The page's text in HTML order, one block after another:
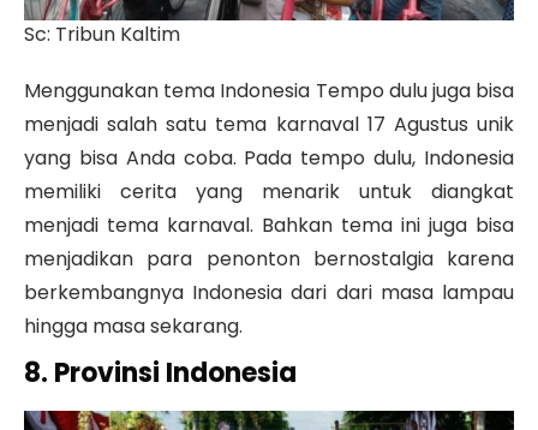
Sc: Tribun Kaltim
Menggunakan tema Indonesia Tempo dulu juga bisa
menjadi salah satu tema karnaval 17 Agustus unik
yang bisa Anda coba. Pada tempo dulu, Indonesia
memiliki cerita yang menarik untuk diangkat
menjadi tema karnaval. Bahkan tema ini juga bisa
menjadikan para penonton bernostalgia karena
berkembangnya Indonesia dari dari masa lampau
hingga masa sekarang.
8. Provinsi Indonesia